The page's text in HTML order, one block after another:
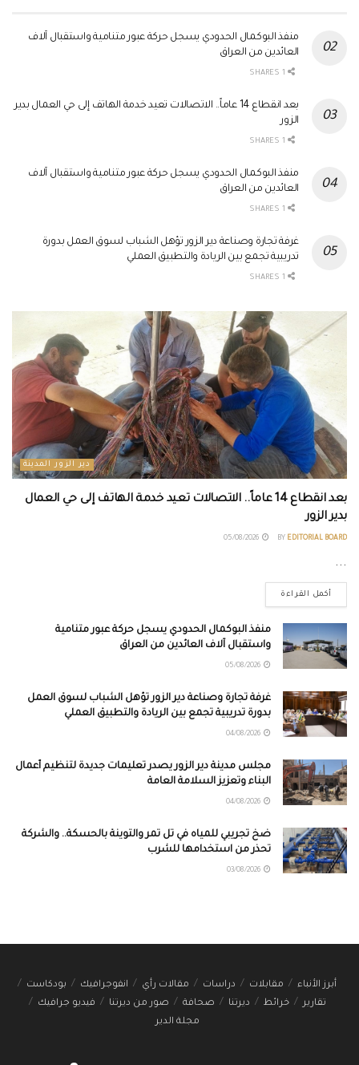
منفذ البوكمال الحدودي يسجل حركة عبور متنامية واستقبال آلاف
العائدين من العراق
بعد انقطاع 14 عاماً.. الاتصالات تعيد خدمة الهاتف إلى حي العمال بدير
الزور
منفذ البوكمال الحدودي يسجل حركة عبور متنامية واستقبال آلاف
العائدين من العراق
غرفة تجارة وصناعة دير الزور تؤهل الشباب لسوق العمل بدورة
تدريبية تجمع بين الريادة والتطبيق العملي
دير الزور المدينة
بعد انقطاع 14 عاماً.. الاتصالات تعيد خدمة الهاتف إلى حي العمال
بدير الزور
BY EDITORIAL BOARD
...
أكمل القراءة
منفذ البوكمال الحدودي يسجل حركة عبور متنامية
واستقبال آلاف العائدين من العراق
غرفة تجارة وصناعة دير الزور تؤهل الشباب لسوق العمل
بدورة تدريبية تجمع بين الريادة والتطبيق العملي
مجلس مدينة دير الزور يصدر تعليمات جديدة لتنظيم أعمال
البناء وتعزيز السلامة العامة
ضخ تجريبي للمياه في تل تمر والتوينة بالحسكة.. والشركة
تحذر من استخدامها للشرب
أبرز الأنباء مقابلات دراسات مقالات رأي انفوجرافيك
بودكاست
تقارير
خرائط ديرتنا صحافة صور من ديرتنا
فيديو جرافيك
مجلة الدير